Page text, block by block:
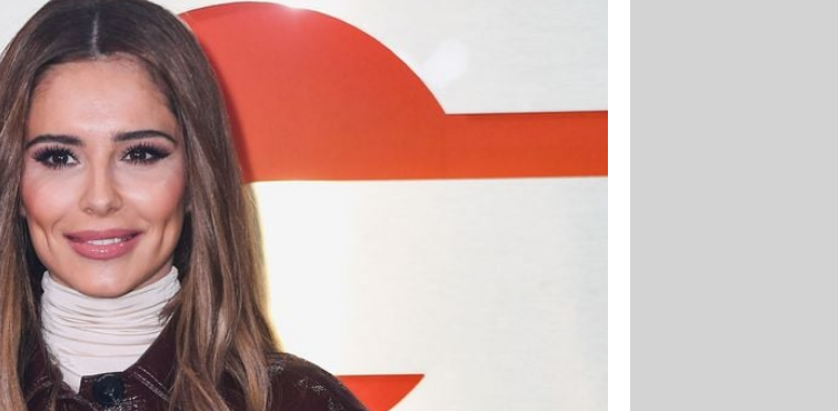
Filme & Serien
Lifestyle
Familie & Liebe
Promiflash Exklusiv
auf Promiflash
Jobs
App runterladen
Team